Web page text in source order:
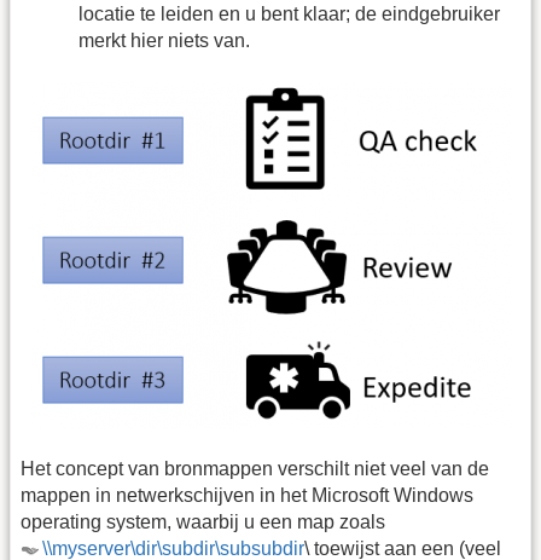
locatie te leiden en u bent klaar; de eindgebruiker
merkt hier niets van.
Het concept van bronmappen verschilt niet veel van de
mappen in netwerkschijven in het Microsoft Windows
operating system, waarbij u een map zoals
\\myserver\dir\subdir\subsubdir\ toewijst aan een (veel